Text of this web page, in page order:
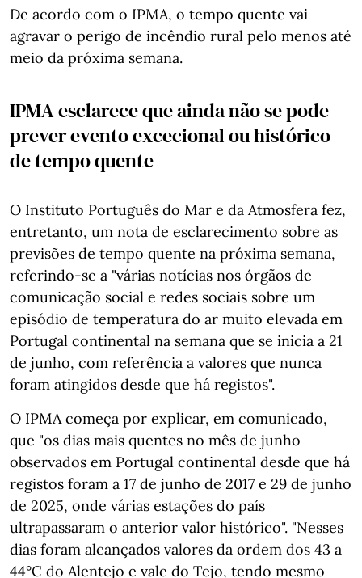
De acordo com o IPMA, o tempo quente vai
agravar o perigo de incêndio rural pelo menos até
meio da próxima semana.
IPMA esclarece que ainda não se pode
prever evento excecional ou histórico
de tempo quente
O Instituto Português do Mar e da Atmosfera fez,
entretanto, um nota de esclarecimento sobre as
previsões de tempo quente na próxima semana,
referindo-se a "várias notícias nos órgãos de
comunicação social e redes sociais sobre um
episódio de temperatura do ar muito elevada em
Portugal continental na semana que se inicia a 21
de junho, com referência a valores que nunca
foram atingidos desde que há registos".
O IPMA começa por explicar, em comunicado,
que "os dias mais quentes no mês de junho
observados em Portugal continental desde que há
registos foram a 17 de junho de 2017 e 29 de junho
de 2025, onde várias estações do país
ultrapassaram o anterior valor histórico". "Nesses
dias foram alcançados valores da ordem dos 43 a
44°C do Alentejo e vale do Tejo, tendo mesmo